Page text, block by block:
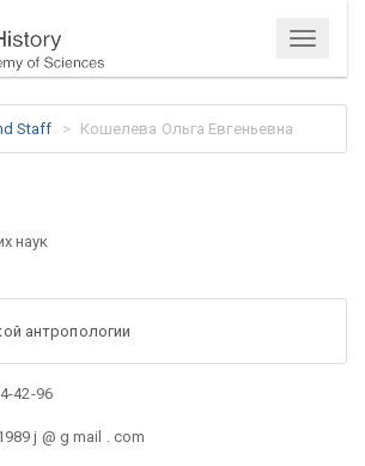
Menu
Staff Кошелева Ольга Евгеньевна
наук
антропологии
42-96
j @ g mail . com